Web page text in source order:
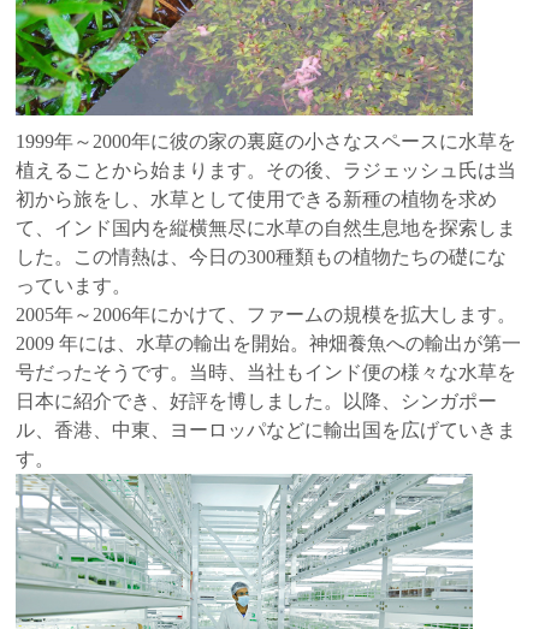
1999年～2000年に彼の家の裏庭の小さなスペースに水草を
植えることから始まります。その後、ラジェッシュ氏は当
初から旅をし、水草として使用できる新種の植物を求め
て、インド国内を縦横無尽に水草の自然生息地を探索しま
した。この情熱は、今日の300種類もの植物たちの礎にな
っています。
2005年～2006年にかけて、ファームの規模を拡大します。
2009 年には、水草の輸出を開始。神畑養魚への輸出が第一
号だったそうです。当時、当社もインド便の様々な水草を
日本に紹介でき、好評を博しました。以降、シンガポー
ル、香港、中東、ヨーロッパなどに輸出国を広げていきま
す。